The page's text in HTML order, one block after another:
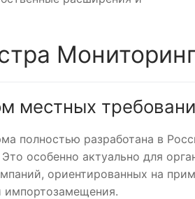
местных
полностью разработана в
особенно актуально для
ориентированных на
импортозамещения.